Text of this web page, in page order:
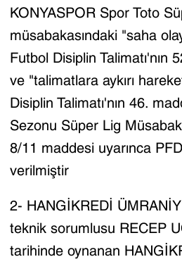
KONYASPOR Spor Toto
müsabakasındaki "saha
Futbol Disiplin Talimatı'nın
ve "talimatlara aykırı
Disiplin Talimatı'nın 46.
Sezonu Süper Lig
8/11 maddesi uyarınca
verilmiştir
2- HANGİKREDİ
teknik sorumlusu RECEP
tarihinde oynanan